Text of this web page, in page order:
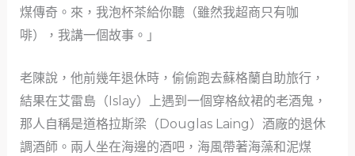
煤傳奇。來，我泡杯茶給你聽（雖然我超商只有咖
啡），我講一個故事。」
老陳說，他前幾年退休時，偷偷跑去蘇格蘭自助旅行，
結果在艾雷島（Islay）上遇到一個穿格紋裙的老酒鬼，
那人自稱是道格拉斯梁（Douglas Laing）酒廠的退休
調酒師。兩人坐在海邊的酒吧，海風帶著海藻和泥煤